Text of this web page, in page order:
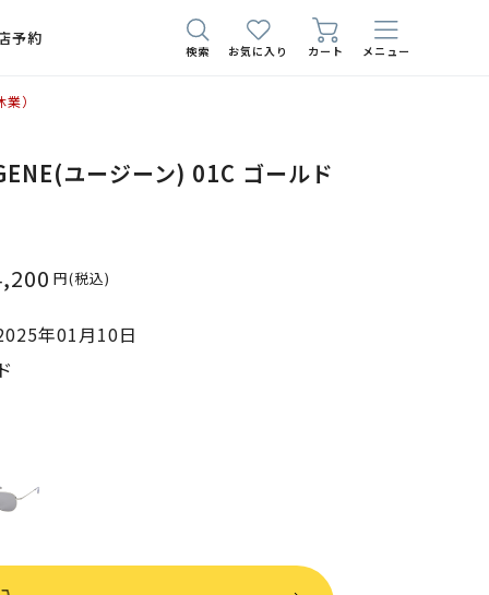
予約
検索 お気に入り カート メニュー
）
ユージーン) 01C ゴールド
円(税込)
年01月10日